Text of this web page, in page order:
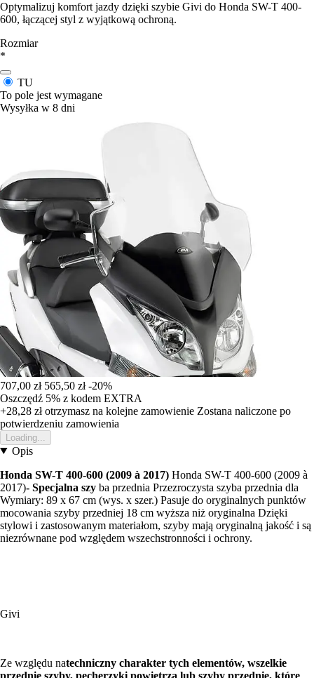
Optymalizuj komfort jazdy dzięki szybie Givi do Honda SW-T 400-
600, łączącej styl z wyjątkową ochroną.
Rozmiar
*
TU
To pole jest wymagane
Wysyłka w 8 dni
707,00 zł 565,50 zł -20%
Oszczędź 5% z kodem EXTRA
+28,28 złotrzymasz na kolejne zamowienie Zostana naliczone po
potwierdzeniu zamowienia
Loading...
Opis
Honda SW-T 400-600 (2009 à 2017) Honda SW-T 400-600 (2009 à
2017)- Specjalna szy ba przednia Przezroczysta szyba przednia dla
Wymiary: 89 x 67 cm (wys. x szer.) Pasuje do oryginalnych punktów
mocowania szyby przedniej 18 cm wyższa niż oryginalna Dzięki
stylowi i zastosowanym materiałom, szyby mają oryginalną jakość i są
niezrównane pod względem wszechstronności i ochrony.
Givi
Ze względu natechniczny charakter tych elementów, wszelkie
przednie szyby, pęcherzyki powietrza lub szyby przednie, które